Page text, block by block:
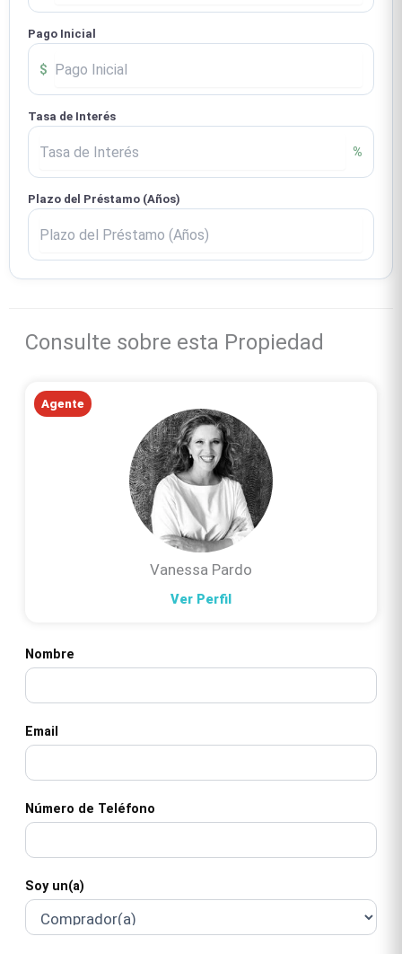
Pago Inicial
$
Tasa de Interés
%
Plazo del Préstamo (Años)
Consulte sobre esta Propiedad
Agente
Vanessa Pardo
Ver Perfil
Nombre
Email
Número de Teléfono
Soy un(a)